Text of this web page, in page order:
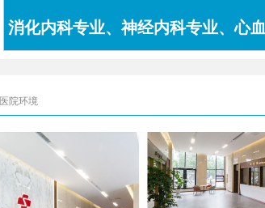
消化内科专业、神经内科专业、心
医院环境